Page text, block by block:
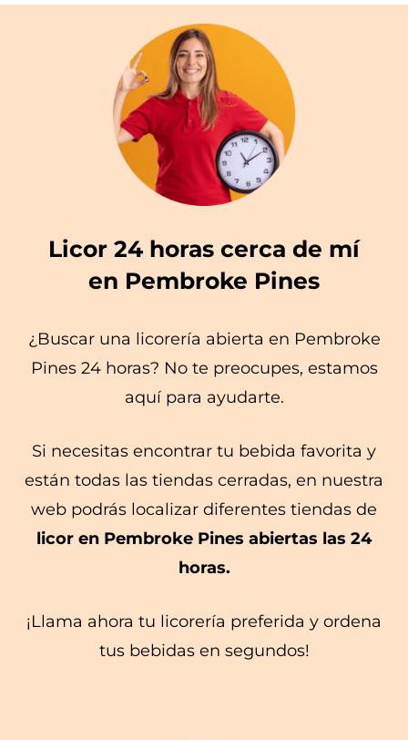
Licor 24 horas cerca de mí
en Pembroke Pines
¿Buscar una licorería abierta en Pembroke
Pines 24 horas? No te preocupes, estamos
aquí para ayudarte.
Si necesitas encontrar tu bebida favorita y
están todas las tiendas cerradas, en nuestra
web podrás localizar diferentes tiendas de
licor en Pembroke Pines abiertas las 24
horas.
¡Llama ahora tu licorería preferida y ordena
tus bebidas en segundos!